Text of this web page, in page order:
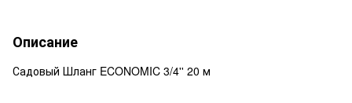
Описание
Садовый Шланг ECONOMIC 3/4'' 20 м